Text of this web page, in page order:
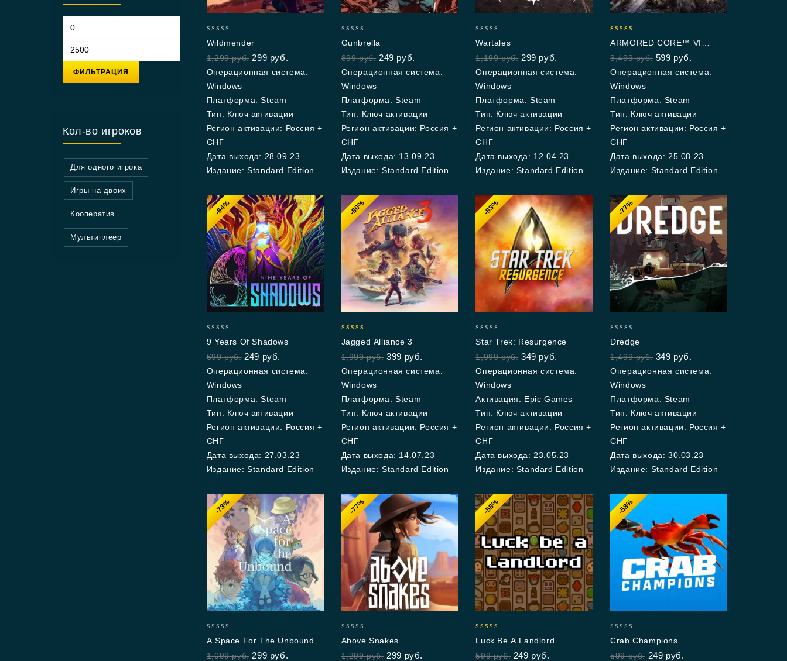
of
5
Wildmender
1,299руб. 299 руб.
Операционная система:
Windows
Платформа: Steam
Тип: Ключ активации
Регион активации: Россия +
СНГ
Дата выхода: 28.09.23
Издание: Standard Edition
of
5
Gunbrella
899руб. 249 руб.
Операционная система:
Windows
Платформа: Steam
Тип: Ключ активации
Регион активации: Россия +
СНГ
Дата выхода: 13.09.23
Издание: Standard Edition
of
5
Wartales
1,199руб. 299 руб.
Операционная система:
Windows
Платформа: Steam
Тип: Ключ активации
Регион активации: Россия +
СНГ
Дата выхода: 12.04.23
Издание: Standard Edition
ARMORED CORE™ VI
FIRES OF RUBICON™
3,499руб. 599 руб.
Операционная система:
Windows
Платформа: Steam
Тип: Ключ активации
Регион активации: Россия +
СНГ
Дата выхода: 25.08.23
Издание: Standard Edition
-64%
out
of
5
9 Years Of Shadows
699руб. 249 руб.
Операционная система:
Windows
Платформа: Steam
Тип: Ключ активации
Регион активации: Россия +
СНГ
Дата выхода: 27.03.23
Издание: Standard Edition
-80%
out of 5
Jagged Alliance 3
1,999руб. 399 руб.
Операционная система:
Windows
Платформа: Steam
Тип: Ключ активации
Регион активации: Россия +
СНГ
Дата выхода: 14.07.23
Издание: Standard Edition
-83%
out
of
5
Star Trek: Resurgence
1,999руб. 349 руб.
Операционная система:
Windows
Активация: Epic Games
Тип: Ключ активации
Регион активации: Россия +
СНГ
Дата выхода: 23.05.23
Издание: Standard Edition
-77%
out
of
5
Dredge
1,499руб. 349 руб.
Операционная система:
Windows
Платформа: Steam
Тип: Ключ активации
Регион активации: Россия +
СНГ
Дата выхода: 30.03.23
Издание: Standard Edition
-73%
out
of
A Space For The Unbound
1,099руб. 299 руб.
-77%
out
of
Above Snakes
1,299руб. 299 руб.
-58%
out of 5
Luck Be A Landlord
599руб. 249 руб.
-58%
out
of
Crab Champions
599руб. 249 руб.
ФИЛЬТРАЦИЯ
Кол-во игроков
Для одного игрока
Игры на двоих
Кооператив
Мультиплеер